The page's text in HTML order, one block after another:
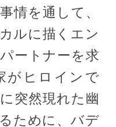
情を通して、
ルに描くエン
ートナーを求
がヒロインで
突然現れた幽
ために、バデ